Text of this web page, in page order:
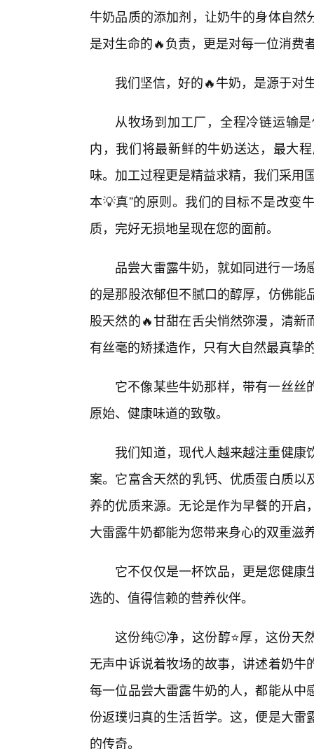
牛奶品质的添加剂，让奶牛的身体自
是对生命的🔥负责，更是对每一位消费
我们坚信，好的🔥牛奶，是源于对
从牧场到加工厂，全程冷链运输
内，我们将最新鲜的牛奶送达，最大
味。加工过程更是精益求精，我们采用
本💡真”的原则。我们的目标不是改变
质，完好无损地呈现在您的面前。
品尝大雷露牛奶，就如同进行一
的是那股浓郁但不腻口的醇厚，仿佛
股天然的🔥甘甜在舌尖悄然弥漫，清
有丝毫的矫揉造作，只有大自然最真挚
它不像某些牛奶那样，带有一丝
原始、健康味道的致敬。
我们知道，现代人越来越注重健
案。它富含天然的乳钙、优质蛋白质
养的优质来源。无论是作为早餐的开
大雷露牛奶都能为您带来身心的双重滋
它不仅仅是一杯饮品，更是您健
选的、值得信赖的营养伙伴。
这份纯🙂净，这份醇⭐厚，这份天
无声中诉说着牧场的故事，讲述着奶
每一位品尝大雷露牛奶的人，都能从
份返璞归真的生活哲学。这，便是大
的传奇。